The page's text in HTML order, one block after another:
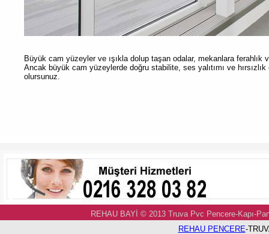
Büyük cam yüzeyler ve ışıkla dolup taşan odalar, mekanlara ferahlık
Ancak büyük cam yüzeylerde doğru stabilite, ses yalıtımı ve
olursunuz.
REHAU BAYİ © 2013 Truva Pvc Pencere-
REHAU PENCERE-